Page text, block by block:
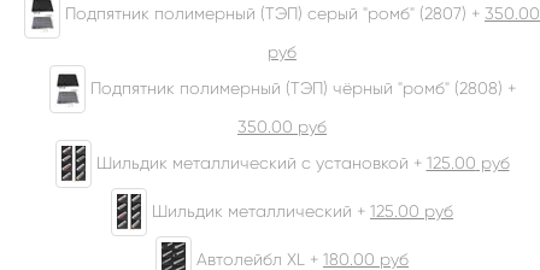
Подпятник полимерный (ТЭП) серый "ромб" (2807) + 350.00
руб
Подпятник полимерный (ТЭП) чёрный "ромб" (2808) +
350.00 руб
Шильдик металлический с установкой + 125.00 руб
Шильдик металлический + 125.00 руб
Автолейбл XL + 180.00 руб